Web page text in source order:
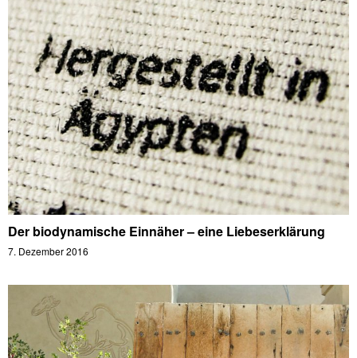
Der biodynamische Einnäher – eine Liebeserklärung
7. Dezember 2016